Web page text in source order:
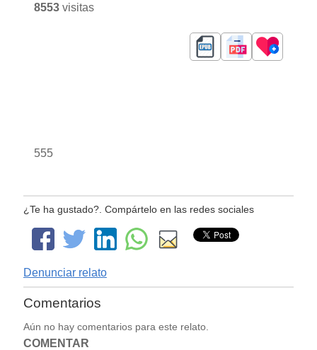
8553visitas
555
¿Te ha gustado?. Compártelo en las redes sociales
Denunciar relato
Comentarios
Aún no hay comentarios para este relato.
COMENTAR